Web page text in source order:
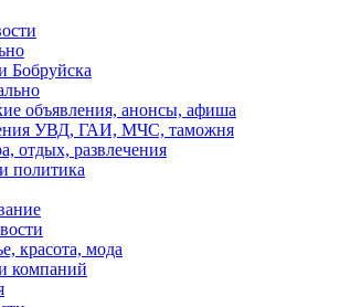
Бобруйска
объявления, анонсы, афиша
УВД, ГАИ, МЧС, таможня
отдых, развлечения
политика
красота, мода
компаний